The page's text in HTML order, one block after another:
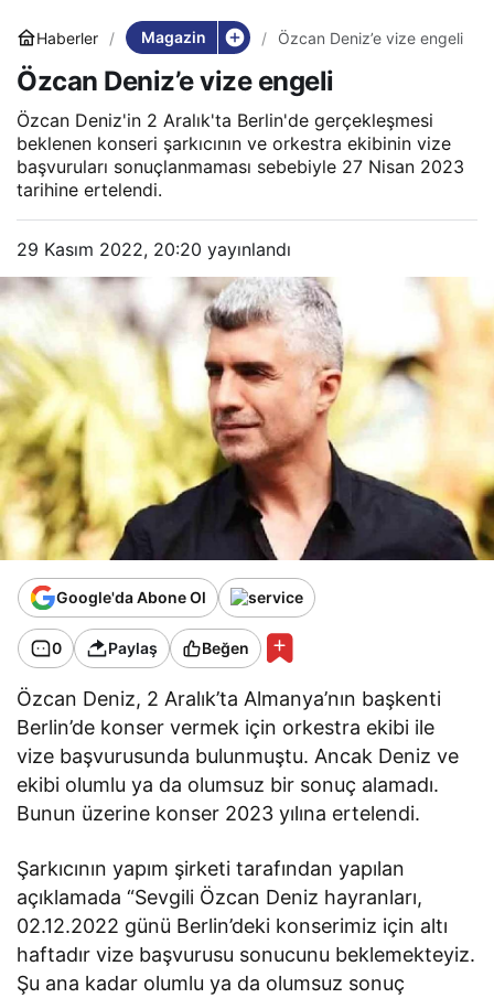
Haberler Magazin Özcan Deniz’e vize engeli
Özcan Deniz’e vize engeli
Özcan Deniz'in 2 Aralık'ta Berlin'de gerçekleşmesi
beklenen konseri şarkıcının ve orkestra ekibinin vize
başvuruları sonuçlanmaması sebebiyle 27 Nisan 2023
tarihine ertelendi.
29 Kasım 2022, 20:20 yayınlandı
Google'da Abone Ol
0 Paylaş Beğen
Özcan Deniz, 2 Aralık’ta Almanya’nın başkenti
Berlin’de konser vermek için orkestra ekibi ile
vize başvurusunda bulunmuştu. Ancak Deniz ve
ekibi olumlu ya da olumsuz bir sonuç alamadı.
Bunun üzerine konser 2023 yılına ertelendi.
Şarkıcının yapım şirketi tarafından yapılan
açıklamada “Sevgili Özcan Deniz hayranları,
02.12.2022 günü Berlin’deki konserimiz için altı
haftadır vize başvurusu sonucunu beklemekteyiz.
Şu ana kadar olumlu ya da olumsuz sonuç